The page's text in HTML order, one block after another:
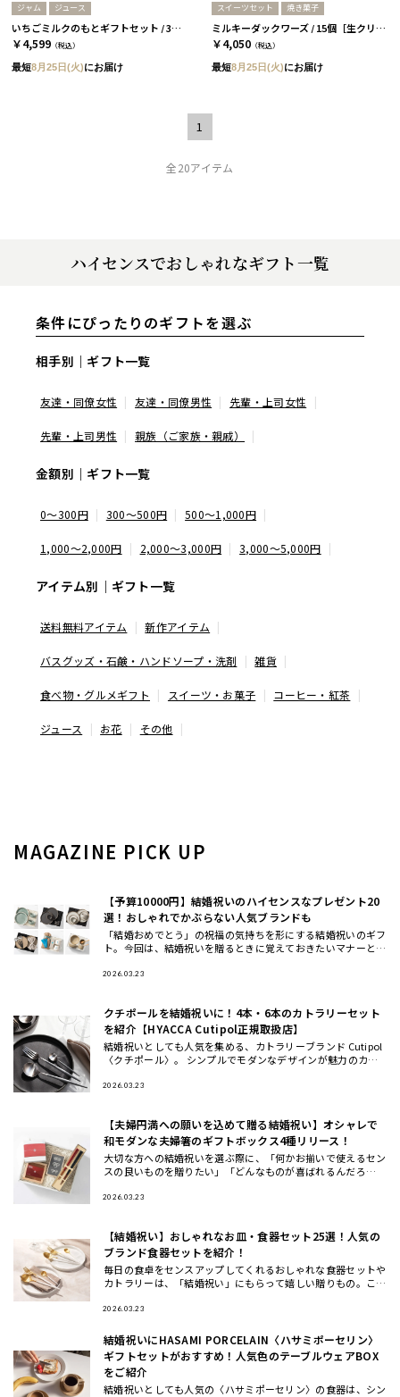
ジャム ジュース
いちごミルクのもとギフトセット / 3本 いちご［ICHIBIKO］
￥4,599 （税込）
最短8月25日(火)にお届け
スイーツセット 焼き菓子
ミルキーダックワーズ / 15個［生クリーム専門店Milk］
￥4,050 （税込）
最短8月25日(火)にお届け
1
全20アイテム
ハイセンスでおしゃれなギフト一覧
条件にぴったりのギフトを選ぶ
相手別｜ギフト一覧
友達・同僚女性 友達・同僚男性 先輩・上司女性
先輩・上司男性 親族（ご家族・親戚）
金額別｜ギフト一覧
0～300円 300～500円 500～1,000円
1,000～2,000円 2,000～3,000円 3,000～5,000円
アイテム別｜ギフト一覧
送料無料アイテム 新作アイテム
バスグッズ・石鹸・ハンドソープ・洗剤 雑貨
食べ物・グルメギフト スイーツ・お菓子 コーヒー・紅茶
ジュース お花 その他
MAGAZINE PICK UP
【予算10000円】結婚祝いのハイセンスなプレゼント20
選！おしゃれでかぶらない人気ブランドも
「結婚おめでとう」の祝福の気持ちを形にする結婚祝いのギフ
ト。今回は、結婚祝いを贈るときに覚えておきたいマナーと、
すめのギフト
2026.03.23
クチポールを結婚祝いに！4本・6本のカトラリーセット
を紹介【HYACCA Cutipol正規取扱店】
結婚祝いとしても人気を集める、カトラリーブランド Cutipol
〈クチポール〉。 シンプルでモダンなデザインが魅力のカト
話
2026.03.23
【夫婦円満への願いを込めて贈る結婚祝い】オシャレで
和モダンな夫婦箸のギフトボックス4種リリース！
大切な方への結婚祝いを選ぶ際に、「何かお揃いで使えるセン
スの良いものを贈りたい」「どんなものが喜ばれるんだろ
OP
2026.03.23
【結婚祝い】おしゃれなお皿・食器セット25選！人気の
ブランド食器セットを紹介！
毎日の食卓をセンスアップしてくれるおしゃれな食器セットや
カトラリーは、「結婚祝い」にもらって嬉しい贈りもの。ここ
って嬉しいテ
2026.03.23
結婚祝いにHASAMI PORCELAIN〈ハサミポーセリン〉
ギフトセットがおすすめ！人気色のテーブルウェアBOX
をご紹介
結婚祝いとしても人気の〈ハサミポーセリン〉の食器は、シン